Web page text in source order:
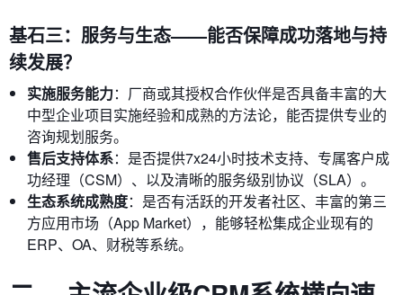
基石三：服务与生态——能否保障成功落地与持
续发展？
实施服务能力：厂商或其授权合作伙伴是否具备丰富的大
中型企业项目实施经验和成熟的方法论，能否提供专业的
咨询规划服务。
售后支持体系：是否提供7x24小时技术支持、专属客户成
功经理（CSM）、以及清晰的服务级别协议（SLA）。
生态系统成熟度：是否有活跃的开发者社区、丰富的第三
方应用市场（App Market），能够轻松集成企业现有的
ERP、OA、财税等系统。